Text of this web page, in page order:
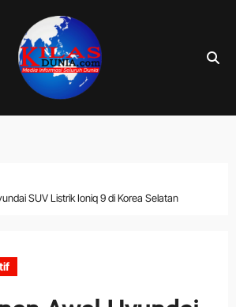
SUV Listrik Ioniq 9 di Korea Selatan